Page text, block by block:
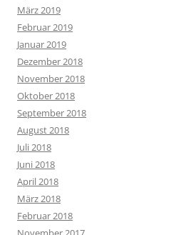
März 2019
Februar 2019
Januar 2019
Dezember 2018
November 2018
Oktober 2018
September 2018
August 2018
Juli 2018
Juni 2018
April 2018
März 2018
Februar 2018